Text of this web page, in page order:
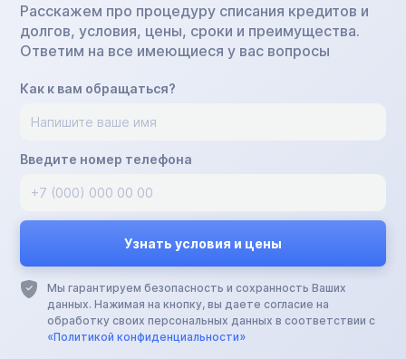
Расскажем про процедуру списания кредитов и
долгов, условия, цены, сроки и преимущества.
Ответим на все имеющиеся у вас вопросы
Как к вам обращаться?
Введите номер телефона
Мы гарантируем безопасность и сохранность Ваших
данных. Нажимая на кнопку, вы даете согласие на
обработку своих персональных данных в соответствии с
«Политикой конфиденциальности»